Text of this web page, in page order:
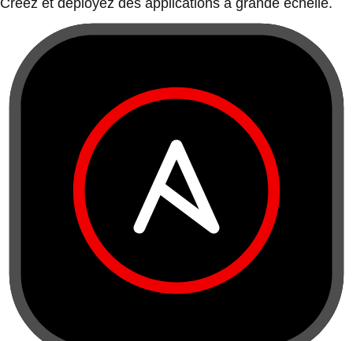
Créez et déployez des applications à grande échelle.